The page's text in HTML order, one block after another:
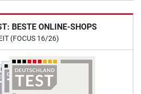
BESTE ONLINE-SHOPS
(FOCUS 16/26)